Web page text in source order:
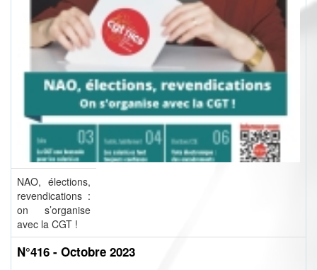
NAO, élections,
revendications :
on s’organise
avec la CGT !
N°416 - Octobre 2023